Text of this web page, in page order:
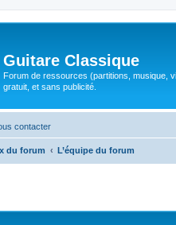
Guitare Classique
Forum de ressources (partitions, musique,
gratuit, et sans publicité.
contacter
du forum L’équipe du forum